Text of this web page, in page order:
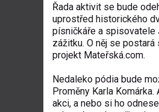
Řada aktivit se bude
uprostřed historického
písničkáře a spisovatele
zážitku. O něj se
projekt Mateřská.com.
Nedaleko pódia bude
Proměny Karla
akci, a nebo si ho